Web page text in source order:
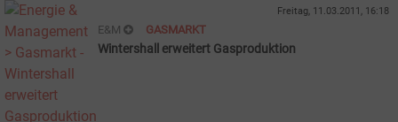
Freitag, 11.03.2011, 16:18
E&M GASMARKT
Wintershall erweitert Gasproduktion